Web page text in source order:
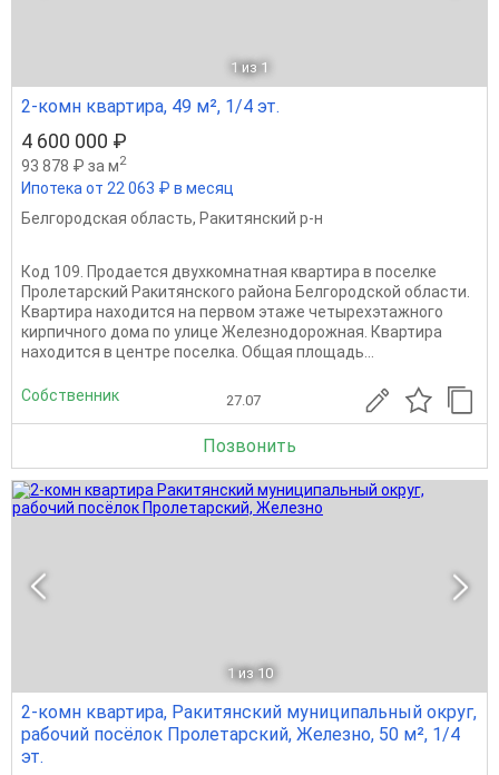
1 из 1
2-комн квартира, 49 м², 1/4 эт.
4 600 000 ₽
93 878 ₽ за м2
Ипотека от 22 063 ₽ в месяц
Белгородская область, Ракитянский р-н
Код 109. Продается двухкомнатная квартира в поселке
Пролетарский Ракитянского района Белгородской области.
Квартира находится на первом этаже четырехэтажного
кирпичного дома по улице Железнодорожная. Квартира
находится в центре поселка. Общая площадь...
Собственник 27.07
Позвонить
1 из 10
2-комн квартира, Ракитянский муниципальный округ,
рабочий посёлок Пролетарский, Железно, 50 м², 1/4
эт.